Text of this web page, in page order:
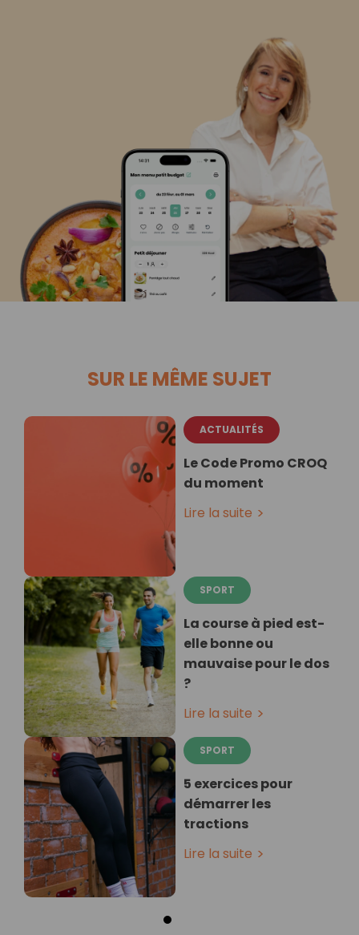
SUR LE MÊME SUJET
ACTUALITÉS
Le Code Promo CROQ
du moment
Lire la suite
SPORT
La course à pied est-
elle bonne ou
mauvaise pour le dos
?
Lire la suite
SPORT
5 exercices pour
démarrer les
tractions
Lire la suite